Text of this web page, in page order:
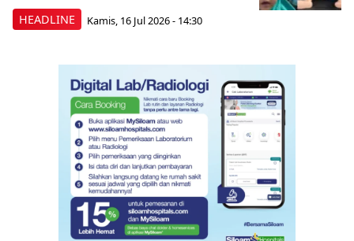
HEADLINE Kamis, 16 Jul 2026 - 14:30